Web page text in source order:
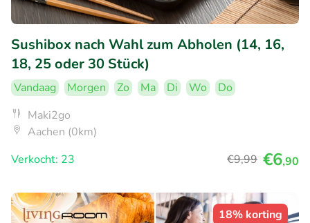
Sushibox nach Wahl zum Abholen (14, 16,
18, 25 oder 30 Stück)
Vandaag Morgen Zo Ma Di Wo
Do
Maki2go
Aachen (0km)
Verkocht: 23
€9,99 €6,90
18% korting